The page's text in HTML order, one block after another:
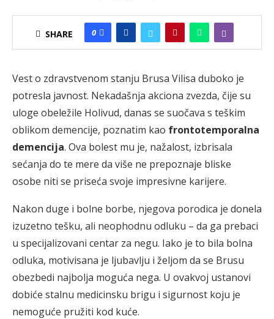
SHARE 0
Vest o zdravstvenom stanju Brusa Vilisa duboko je
potresla javnost. Nekadašnja akciona zvezda, čije su
uloge obeležile Holivud, danas se suočava s teškim
oblikom demencije, poznatim kao frontotemporalna
demencija. Ova bolest mu je, nažalost, izbrisala
sećanja do te mere da više ne prepoznaje bliske
osobe niti se priseća svoje impresivne karijere.
Nakon duge i bolne borbe, njegova porodica je donela
izuzetno tešku, ali neophodnu odluku – da ga prebaci
u specijalizovani centar za negu. Iako je to bila bolna
odluka, motivisana je ljubavlju i željom da se Brusu
obezbedi najbolja moguća nega. U ovakvoj ustanovi
dobiće stalnu medicinsku brigu i sigurnost koju je
nemoguće pružiti kod kuće.